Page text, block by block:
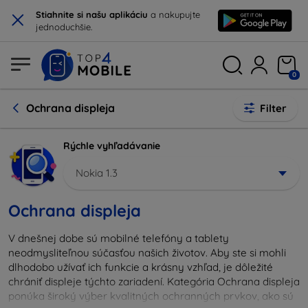
× Stiahnite si našu aplikáciu a nakupujte
jednoduchšie.
0
Ochrana displeja Filter
Rýchle vyhľadávanie
Nokia 1.3
Ochrana displeja
V dnešnej dobe sú mobilné telefóny a tablety
neodmysliteľnou súčasťou našich životov. Aby ste si mohli
dlhodobo užívať ich funkcie a krásny vzhľad, je dôležité
chrániť displeje týchto zariadení. Kategória Ochrana displeja
ponúka široký výber kvalitných ochranných prvkov, ako sú